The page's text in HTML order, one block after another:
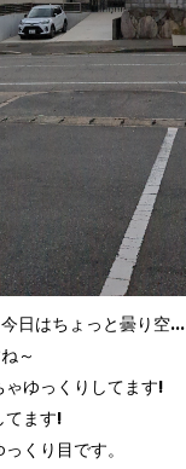
日はちょっと曇り空…
～
ゃゆっくりしてます!
てます!
くり目です。